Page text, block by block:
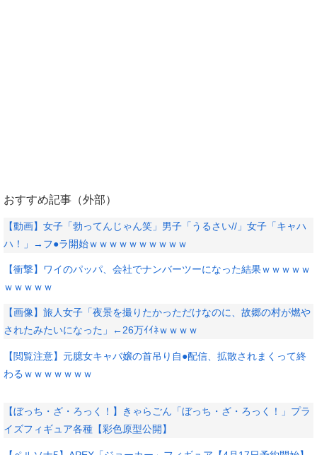
おすすめ記事（外部）
【動画】女子「勃ってんじゃん笑」男子「うるさい//」女子「キャハ
ハ！」→フ●ラ開始ｗｗｗｗｗｗｗｗｗｗ
【衝撃】ワイのパッパ、会社でナンバーツーになった結果ｗｗｗｗｗ
ｗｗｗｗｗ
【画像】旅人女子「夜景を撮りたかっただけなのに、故郷の村が燃や
されたみたいになった」←26万ｲｲﾈｗｗｗｗ
【閲覧注意】元臆女キャバ嬢の首吊り自●配信、拡散されまくって終
わるｗｗｗｗｗｗｗ
【ぼっち・ざ・ろっく！】きゃらごん「ぼっち・ざ・ろっく！」プラ
イズフィギュア各種【彩色原型公開】